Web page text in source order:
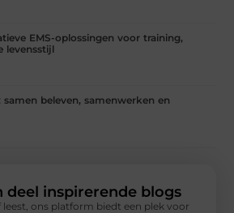
EMS-oplossingen voor training,
levensstijl
beleven, samenwerken en
deel inspirerende blogs
leest, ons platform biedt een plek voor